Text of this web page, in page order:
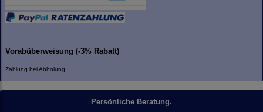
Vorabüberweisung (-3% Rabatt)
Zahlung bei Abholung
Persönliche Beratung.